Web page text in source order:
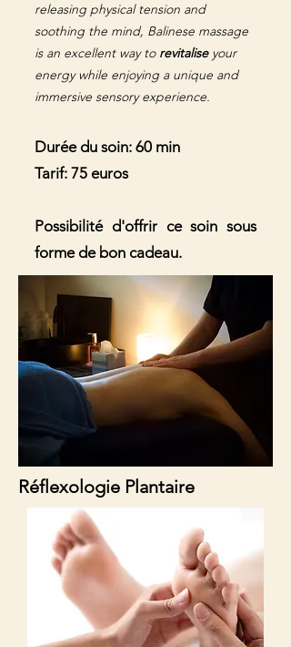
releasing physical tension and
soothing the mind, Balinese massage
is an excellent way to revitalise your
energy while enjoying a unique and
immersive sensory experience.
Durée du soin: 60 min
Tarif: 75 euros
Possibilité d'offrir ce soin sous
forme de bon cadeau.
Réflexologie Plantaire